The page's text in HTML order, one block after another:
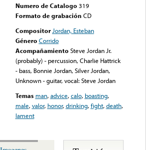
Numero de Catalogo 319
Formato de grabación CD
Compositor Jordan, Esteban
Género Corrido
Acompañamiento Steve Jordan Jr.
(probably) - percussion, Charlie Hattrick
- bass, Bonnie Jordan, Silver Jordan,
Unknown - guitar, vocal: Steve Jordan
Temas man,advice,calo, boasting,
male,valor, honor,drinking,fight,death,
lament